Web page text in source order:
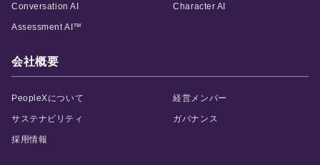
Conversation AI Character AI
Assessment AI™
会社概要
PeopleXについて 経営メンバー
サステナビリティ ガバナンス
採用情報